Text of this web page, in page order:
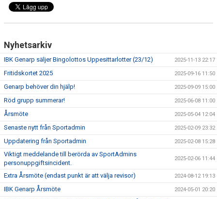
Nyhetsarkiv
IBK Genarp säljer Bingolottos Uppesittarlotter (23/12) 2025-11-13 22:17
Fritidskortet 2025 2025-09-16 11:50
Genarp behöver din hjälp! 2025-09-09 15:00
Röd grupp summerar! 2025-06-08 11:00
Årsmöte 2025-05-04 12:04
Senaste nytt från Sportadmin 2025-02-09 23:32
Uppdatering från Sportadmin 2025-02-08 15:28
Viktigt meddelande till berörda av SportAdmins
personuppgiftsincident.
2025-02-06 11:44
Extra Årsmöte (endast punkt är att välja revisor) 2024-08-12 19:13
IBK Genarp Årsmöte 2024-05-01 20:20